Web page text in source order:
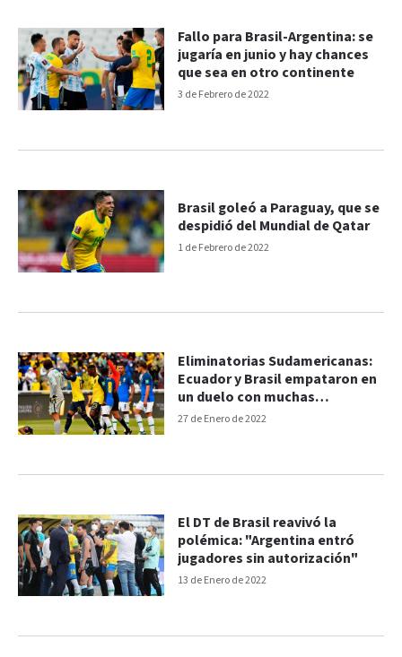
3 de Febrero de 2022
Fallo para Brasil-Argentina: se
jugaría en junio y hay chances
que sea en otro continente
1 de Febrero de 2022
Brasil goleó a Paraguay, que se
despidió del Mundial de Qatar
27 de Enero de 2022
Eliminatorias Sudamericanas:
Ecuador y Brasil empataron en
un duelo con muchas
polémicas
13 de Enero de 2022
El DT de Brasil reavivó la
polémica: "Argentina entró
jugadores sin autorización"